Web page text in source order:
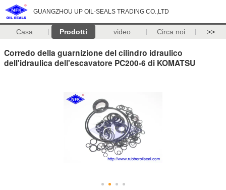
GUANGZHOU UP OIL-SEALS TRADING CO.,LTD
Casa Prodotti video Circa noi >>
Corredo della guarnizione del cilindro idraulico
dell'idraulica dell'escavatore PC200-6 di KOMATSU